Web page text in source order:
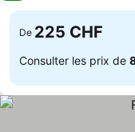
De 225 CHF
Consulter les prix de